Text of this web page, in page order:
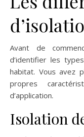
Avant de
d’identifier les
habitat. Vous avez
propres
d’application.
Isolation